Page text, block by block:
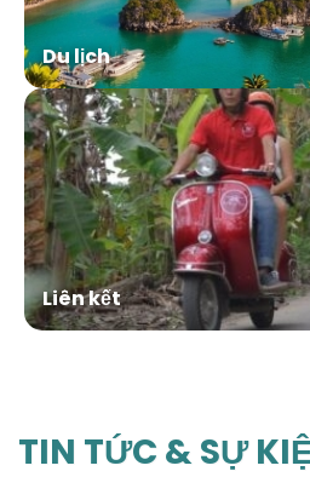
Du lịch
Liên kết
TIN TỨC & SỰ